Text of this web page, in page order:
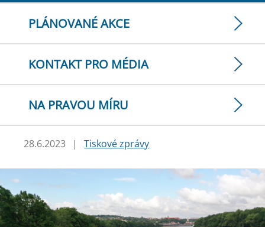
PLÁNOVANÉ AKCE
KONTAKT PRO MÉDIA
NA PRAVOU MÍRU
28.6.2023 | Tiskové zprávy